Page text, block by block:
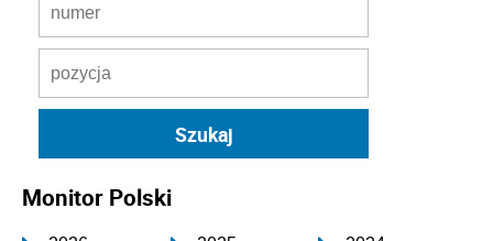
Monitor Polski